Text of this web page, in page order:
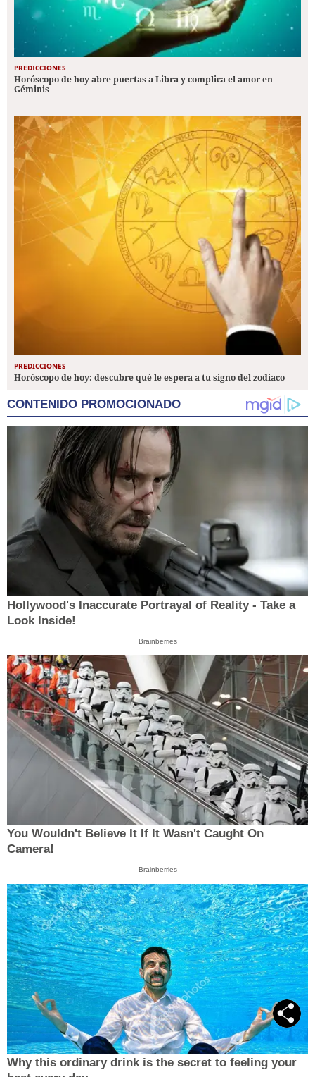
PREDICCIONES
Horóscopo de hoy abre puertas a Libra y complica el amor en
Géminis
PREDICCIONES
Horóscopo de hoy: descubre qué le espera a tu signo del zodiaco
CONTENIDO PROMOCIONADO
Hollywood's Inaccurate Portrayal of Reality - Take a
Look Inside!
Brainberries
You Wouldn't Believe It If It Wasn't Caught On
Camera!
Brainberries
Why this ordinary drink is the secret to feeling your